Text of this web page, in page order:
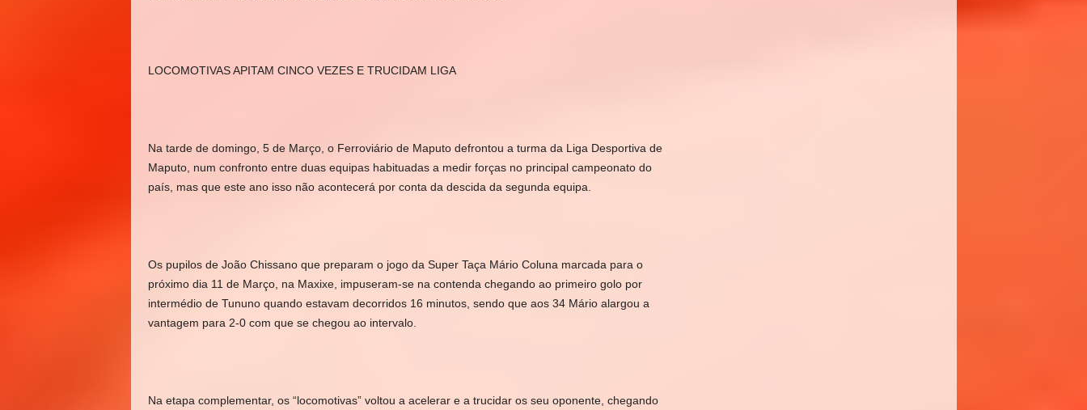
LOCOMOTIVAS APITAM CINCO VEZES E TRUCIDAM LIGA
Na tarde de domingo, 5 de Março, o Ferroviário de Maputo defrontou a turma da Liga Desportiva de
Maputo, num confronto entre duas equipas habituadas a medir forças no principal campeonato do
país, mas que este ano isso não acontecerá por conta da descida da segunda equipa.
Os pupilos de João Chissano que preparam o jogo da Super Taça Mário Coluna marcada para o
próximo dia 11 de Março, na Maxixe, impuseram-se na contenda chegando ao primeiro golo por
intermédio de Tununo quando estavam decorridos 16 minutos, sendo que aos 34 Mário alargou a
vantagem para 2-0 com que se chegou ao intervalo.
Na etapa complementar, os “locomotivas” voltou a acelerar e a trucidar os seu oponente, chegando